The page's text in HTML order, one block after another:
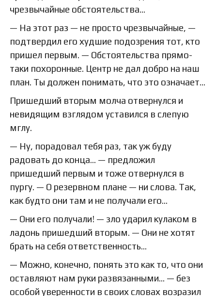
чрезвычайные обстоятельства...
— На этот раз — не просто чрезвычайные, —
подтвердил его худшие подозрения тот, кто
пришел первым. — Обстоятельства прямо-
таки похоронные. Центр не дал добро на наш
план. Ты должен понимать, что это означает...
Пришедший вторым молча отвернулся и
невидящим взглядом уставился в слепую
мглу.
— Ну, порадовал тебя раз, так уж буду
радовать до конца... — предложил
пришедший первым и тоже отвернулся в
пургу. — О резервном плане — ни слова. Так,
как будто они там и не получали его...
— Они его получали! — зло ударил кулаком в
ладонь пришедший вторым. — Они не хотят
брать на себя ответственность...
— Можно, конечно, понять это как то, что они
оставляют нам руки развязанными... — без
особой уверенности в своих словах возразил